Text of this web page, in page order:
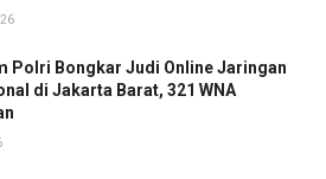
Polri Bongkar Judi Online Jaringan
di Jakarta Barat, 321 WNA